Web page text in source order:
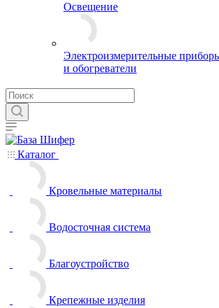
Освещение
Электроизмерительные
и обогреватели
Каталог
Кровельные материалы
Водосточная система
Благоустройство
Крепежные изделия